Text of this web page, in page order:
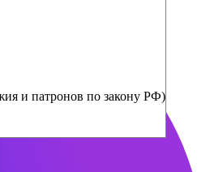
и патронов по закону РФ)